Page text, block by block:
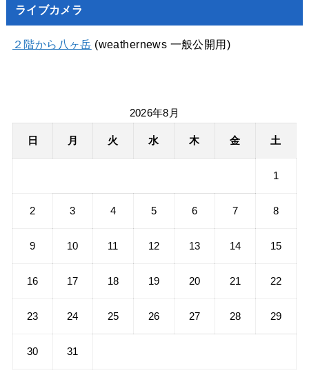
ライブカメラ
２階から八ヶ岳 (weathernews 一般公開用)
2026年8月
日 月 火 水 木 金 土
1
2 3 4 5 6 7 8
9 10 11 12 13 14 15
16 17 18 19 20 21 22
23 24 25 26 27 28 29
30 31